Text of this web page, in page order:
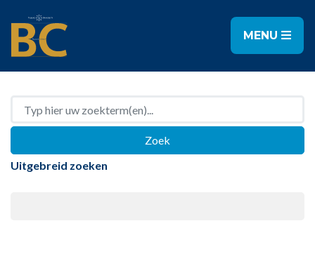
MENU
Uitgebreid zoeken